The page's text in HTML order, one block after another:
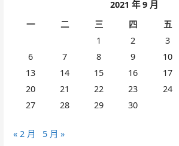
2021 年 9 月
一
二 三 四 五
1
2 3
6
7 8 9 10
13
14 15 16 17
20
21 22 23 24
27
28 29 30
« 2 月 5 月 »